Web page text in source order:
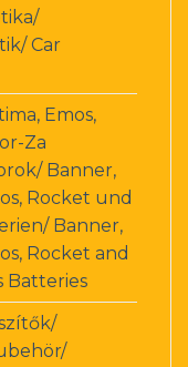
Car
Emos,
Za
Banner,
Rocket und
Banner,
Rocket and
Batteries